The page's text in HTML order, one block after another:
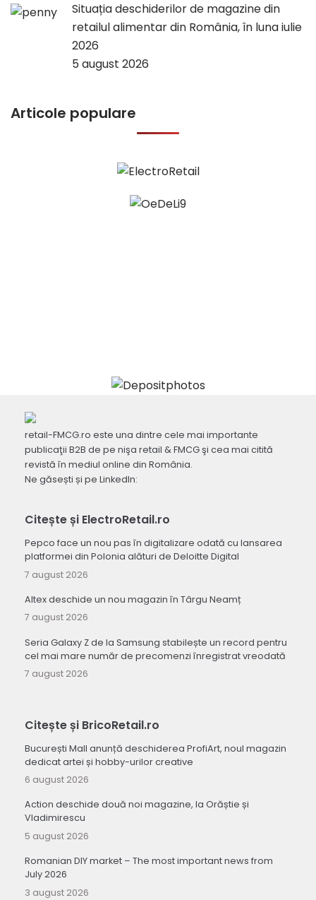
Situația deschiderilor de magazine din
retailul alimentar din România, în luna iulie
2026
5 august 2026
Articole populare
retail-FMCG.ro este una dintre cele mai importante
publicaţii B2B de pe nişa retail & FMCG şi cea mai citită
revistă în mediul online din România.
Ne găsești și pe LinkedIn:
Citește și ElectroRetail.ro
Pepco face un nou pas în digitalizare odată cu lansarea
platformei din Polonia alături de Deloitte Digital
7 august 2026
Altex deschide un nou magazin în Târgu Neamț
7 august 2026
Seria Galaxy Z de la Samsung stabilește un record pentru
cel mai mare număr de precomenzi înregistrat vreodată
7 august 2026
Citește și BricoRetail.ro
București Mall anunță deschiderea ProfiArt, noul magazin
dedicat artei și hobby-urilor creative
6 august 2026
Action deschide două noi magazine, la Orăștie și
Vladimirescu
5 august 2026
Romanian DIY market – The most important news from
July 2026
3 august 2026